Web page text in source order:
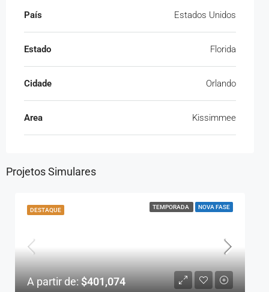
País Estados Unidos
Estado Florida
Cidade Orlando
Area Kissimmee
Projetos Simulares
DESTAQUE TEMPORADA NOVA FASE
A partir de:$401,074